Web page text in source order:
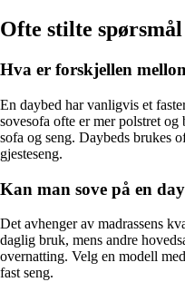
Ofte stilte spørsmål
Hva er forskjellen
En daybed har vanligvis et
sovesofa ofte er mer polstret
sofa og seng. Daybeds brukes
gjesteseng.
Kan man sove på en
Det avhenger av madrassens
daglig bruk, mens andre
overnatting. Velg en modell
fast seng.